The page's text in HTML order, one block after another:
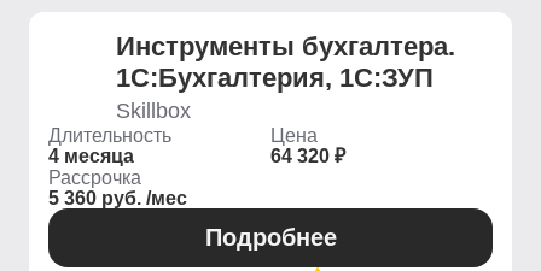
Инструменты бухгалтера.
1С:Бухгалтерия, 1С:ЗУП
Skillbox
Длительность
4 месяца
Цена
64 320 ₽
Рассрочка
5 360 руб. /мес
Подробнее